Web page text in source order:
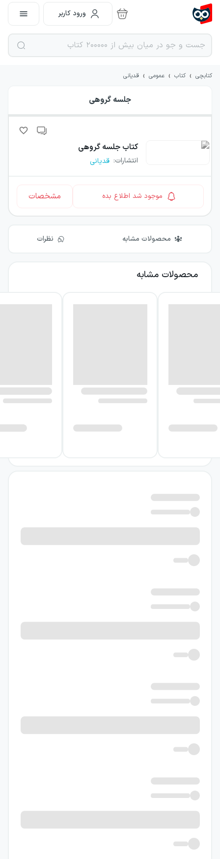
ورود کاربر
کتابچی › کتاب › عمومی › قدیانی
جلسه گروهی
کتاب جلسه گروهی
انتشارات: قدیانی
موجود شد اطلاع بده مشخصات
محصولات مشابه نظرات
محصولات مشابه